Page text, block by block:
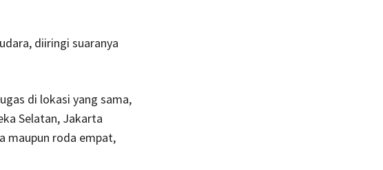
diiringi suaranya
di lokasi yang sama,
Selatan, Jakarta
maupun roda empat,